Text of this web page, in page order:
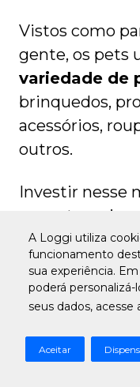
A Loggi utiliza
funcionamento
sua experiência.
poderá
seus dados, acesse
Aceitar
Vistos como
gente, os pets
variedade de
brinquedos,
acessórios,
outros.
Investir nesse
em categorias
se dar bem.
Você pode
relacionados